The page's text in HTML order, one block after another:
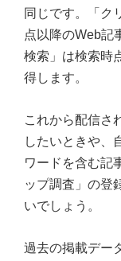
同じです。「ク
点以降のWeb記
検索」は検索時
得します。
これから配信さ
したいときや、
ワードを含む記
ップ調査」の登
いでしょう。
過去の掲載デー